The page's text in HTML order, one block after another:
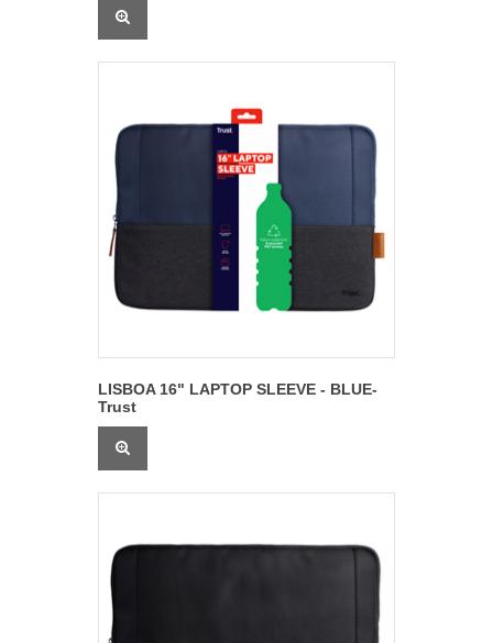
LISBOA 16" LAPTOP SLEEVE - BLUE-
Trust